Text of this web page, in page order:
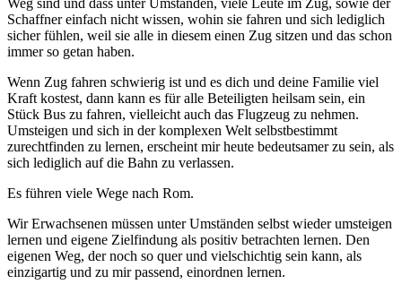
Schaffner einfach nicht wissen, wohin sie fahren und sich lediglich
sicher fühlen, weil sie alle in diesem einen Zug sitzen und das schon
immer so getan haben.
Wenn Zug fahren schwierig ist und es dich und deine Familie viel
Kraft kostest, dann kann es für alle Beteiligten heilsam sein, ein
Stück Bus zu fahren, vielleicht auch das Flugzeug zu nehmen.
Umsteigen und sich in der komplexen Welt selbstbestimmt
zurechtfinden zu lernen, erscheint mir heute bedeutsamer zu sein, als
sich lediglich auf die Bahn zu verlassen.
Es führen viele Wege nach Rom.
Wir Erwachsenen müssen unter Umständen selbst wieder umsteigen
lernen und eigene Zielfindung als positiv betrachten lernen. Den
eigenen Weg, der noch so quer und vielschichtig sein kann, als
einzigartig und zu mir passend, einordnen lernen.